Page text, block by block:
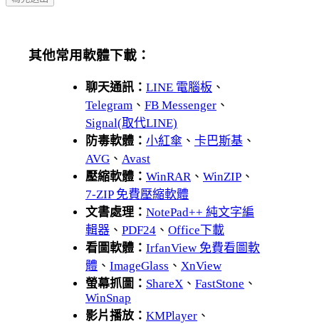
其他常用軟體下載：
聊天通訊： LINE 電腦板 、
Telegram 、 FB Messenger 、
Signal(取代LINE)
防毒軟體： 小紅傘 、 卡巴斯基 、
AVG 、 Avast
壓縮軟體： WinRAR、 WinZIP 、
7-ZIP 免費壓縮軟體
文書處理： NotePad++ 純文字編
輯器 、 PDF24 、 Office下載
看圖軟體： IrfanView 免費看圖軟
體 、 ImageGlass 、 XnView
螢幕抓圖： ShareX 、 FastStone 、
WinSnap
影片播放： KMPlayer 、